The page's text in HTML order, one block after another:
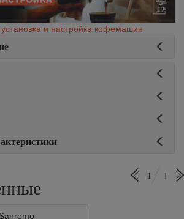
и настройка кофемашин
1 1
Sanremo